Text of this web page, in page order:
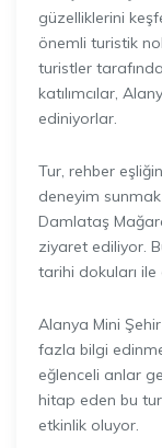
güzelliklerini
önemli turistik
turistler
katılımcılar,
ediniyorlar.
Tur, rehber
deneyim
Damlataş
ziyaret ediliyor.
tarihi dokuları
Alanya Mini
fazla bilgi
eğlenceli anlar
hitap eden bu
etkinlik oluyor.